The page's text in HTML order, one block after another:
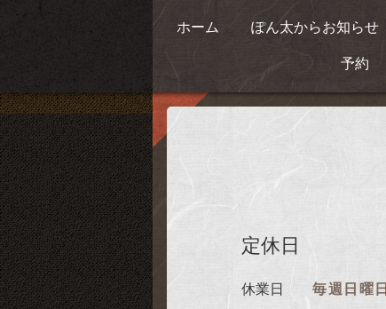
ホーム ぽん太からお知らせ
予約
定休日
休業日 毎週日曜日